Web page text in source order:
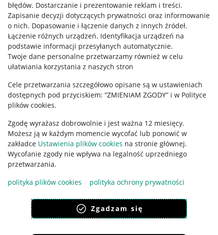
błędów. Dostarczanie i prezentowanie reklam i treści.
Zapisanie decyzji dotyczących prywatności oraz informowanie
o nich. Dopasowanie i łączenie danych z innych źródeł.
Łączenie różnych urządzeń. Identyfikacja urządzeń na
podstawie informacji przesyłanych automatycznie.
Twoje dane personalne przetwarzamy również w celu
ułatwiania korzystania z naszych stron
Cele przetwarzania szczegółowo opisane są w ustawieniach
dostępnych pod przyciskiem: “ZMIENIAM ZGODY” i w Polityce
plików cookies.
Zgodę wyrażasz dobrowolnie i jest ważna 12 miesięcy.
Możesz ją w każdym momencie wycofać lub ponowić w
zakładce Ustawienia plików cookies na stronie głównej.
Wycofanie zgody nie wpływa na legalność uprzedniego
przetwarzania.
polityka plików cookies
polityka ochrony prywatności
Zgadzam się
Informacje prawne
Regulamin
Polityka plików "cookies"
Ustawienia plików "cookies"
Udostępnianie lokalizacji
Informacje dla Aktu o Usługach Cyfrowych
Pobierz aplikację